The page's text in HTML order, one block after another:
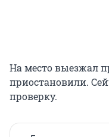
На место выезжал
приостановили.
проверку.